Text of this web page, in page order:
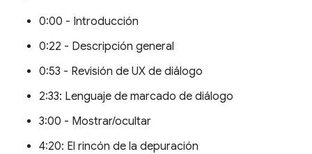
0:00 - Introducción
0:22 - Descripción general
0:53 - Revisión de UX de diálogo
2:33: Lenguaje de marcado de diálogo
3:00 - Mostrar/ocultar
4:20: El rincón de la depuración